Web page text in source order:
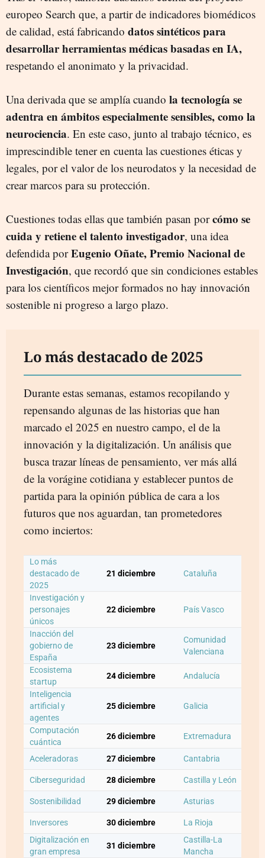
europeo Search que, a partir de indicadores biomédicos
de calidad, está fabricando datos sintéticos para
desarrollar herramientas médicas basadas en IA,
respetando el anonimato y la privacidad.
Una derivada que se amplía cuando la tecnología se
adentra en ámbitos especialmente sensibles, como la
neurociencia. En este caso, junto al trabajo técnico, es
imprescindible tener en cuenta las cuestiones éticas y
legales, por el valor de los neurodatos y la necesidad de
crear marcos para su protección.
Cuestiones todas ellas que también pasan porcómo se
cuida y retiene el talento investigador, una idea
defendida porEugenio Oñate, Premio Nacional de
Investigación, que recordó que sin condiciones estables
para los científicos mejor formados no hay innovación
sostenible ni progreso a largo plazo.
Lo más destacado de 2025
Durante estas semanas, estamos recopilando y
repensando algunas de las historias que han
marcado el 2025 en nuestro campo, el de la
innovación y la digitalización. Un análisis que
busca trazar líneas de pensamiento, ver más allá
de la vorágine cotidiana y establecer puntos de
partida para la opinión pública de cara a los
futuros que nos aguardan, tan prometedores
como inciertos:
Lo más
destacado de
2025
21 diciembre Cataluña
Investigación y
personajes
únicos
22 diciembre País Vasco
Inacción del
gobierno de
España
23 diciembre
Comunidad
Valenciana
Ecosistema
startup
24 diciembre
Andalucía
Inteligencia
artificial y
agentes
25 diciembre Galicia
Computación
cuántica
26 diciembre Extremadura
Aceleradoras 27 diciembre Cantabria
Ciberseguridad 28 diciembre Castilla y León
Sostenibilidad 29 diciembre Asturias
Inversores 30 diciembre
La Rioja
Digitalización en
gran empresa
31 diciembre
Castilla-La
Mancha